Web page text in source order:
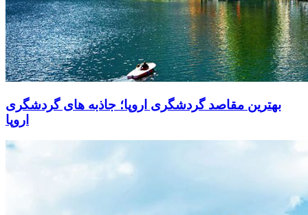
بهترین مقاصد گردشگری اروپا؛ جاذبه های گردشگری
اروپا